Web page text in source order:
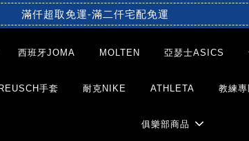
滿仟超取免運-滿二仟宅配免運
西班牙JOMA MOLTEN 亞瑟士ASICS
手套 耐克NIKE ATHLETA 教練專
俱樂部商品